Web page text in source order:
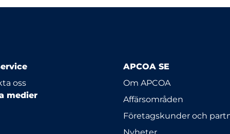
oss
medier
APCOA SE
Om APCOA
Affärsområden
Företagskunder och